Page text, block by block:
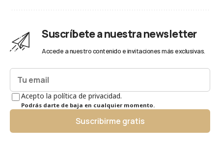
Suscríbete a nuestra newsletter
Accede a nuestro contenido e invitaciones más exclusivas.
Acepto la política de privacidad.
Podrás darte de baja en cualquier momento.
Suscribirme gratis